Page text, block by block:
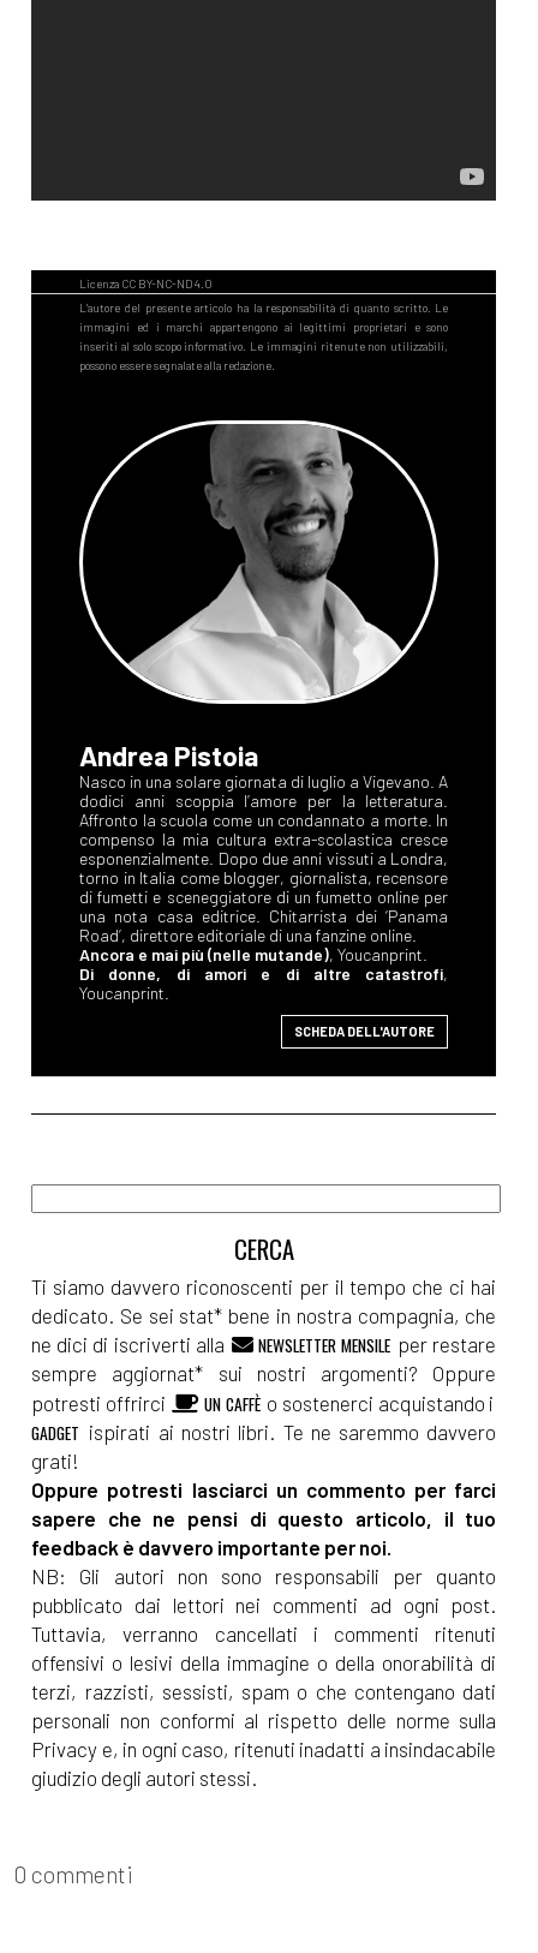
Andrea Pistoia
Nasco in una solare giornata di luglio a Vigevano. A
dodici anni scoppia l’amore per la letteratura.
Affronto la scuola come un condannato a morte. In
compenso la mia cultura extra-scolastica cresce
esponenzialmente. Dopo due anni vissuti a Londra,
torno in Italia come blogger, giornalista, recensore
di fumetti e sceneggiatore di un fumetto online per
una nota casa editrice. Chitarrista dei ‘Panama
Road’, direttore editoriale di una fanzine online.
Ancora e mai più (nelle mutande), Youcanprint.
Di donne, di amori e di altre catastrofi,
Youcanprint.
SCHEDA DELL'AUTORE
Ti siamo davvero riconoscenti per il tempo che ci hai
dedicato. Se sei stat* bene in nostra compagnia, che
ne dici di iscriverti alla
NEWSLETTER MENSILE per restare
sempre aggiornat* sui nostri argomenti? Oppure
potresti offrirci
UN CAFFÈ o sostenerci acquistando i
GADGET ispirati ai nostri libri. Te ne saremmo davvero
grati!
Oppure potresti lasciarci un commento per farci
sapere che ne pensi di questo articolo, il tuo
feedback è davvero importante per noi.
NB: Gli autori non sono responsabili per quanto
pubblicato dai lettori nei commenti ad ogni post.
Tuttavia, verranno cancellati i commenti ritenuti
offensivi o lesivi della immagine o della onorabilità di
terzi, razzisti, sessisti, spam o che contengano dati
personali non conformi al rispetto delle norme sulla
Privacy e, in ogni caso, ritenuti inadatti a insindacabile
giudizio degli autori stessi.
0 commenti